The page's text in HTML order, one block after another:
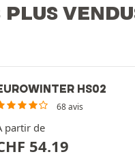
HS02
68 avis
partir de
54.19